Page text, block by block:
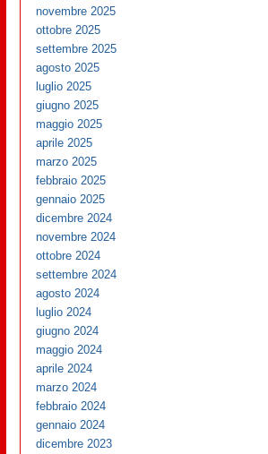
novembre 2025
ottobre 2025
settembre 2025
agosto 2025
luglio 2025
giugno 2025
maggio 2025
aprile 2025
marzo 2025
febbraio 2025
gennaio 2025
dicembre 2024
novembre 2024
ottobre 2024
settembre 2024
agosto 2024
luglio 2024
giugno 2024
maggio 2024
aprile 2024
marzo 2024
febbraio 2024
gennaio 2024
dicembre 2023